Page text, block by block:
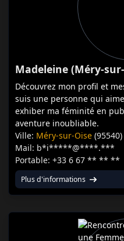
Madeleine (Méry-
Découvrez mon profil et
suis une personne qui
exhiber ma féminité en
aventure inoubliable.
Ville: Méry-sur-Oise (95540)
Mail: b*i*****@****.***
Portable: +33 6 67 ** ** **
Plus d'informations